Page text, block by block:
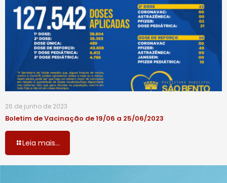
26 de junho de 2023
Boletim de Vacinação de 19/06 a 25/06/2023
Leia mais...